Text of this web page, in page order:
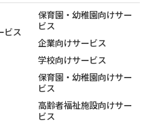
ビス
保育園・幼稚園向けサー
ビス
企業向けサービス
学校向けサービス
保育園・幼稚園向けサー
ビス
高齢者福祉施設向けサー
ビス